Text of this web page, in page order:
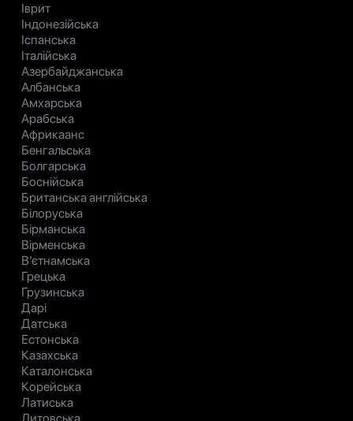
Іврит
Індонезійська
Іспанська
Італійська
Азербайджанська
Албанська
Амхарська
Арабська
Африкаанс
Бенгальська
Болгарська
Боснійська
Британська англійська
Білоруська
Бірманська
Вірменська
В’єтнамська
Грецька
Грузинська
Дарі
Датська
Естонська
Казахська
Каталонська
Корейська
Латиська